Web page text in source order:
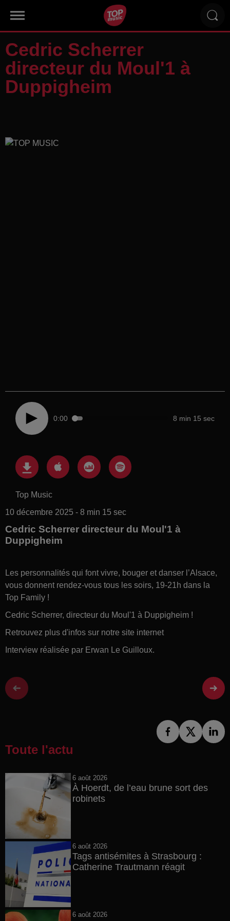
Cedric Scherrer
directeur du Moul'1 à
Duppigheim
0:00 8 min 15 sec
Top Music
10 décembre 2025 - 8 min 15 sec
Cedric Scherrer directeur du Moul'1 à
Duppigheim
Les personnalités qui font vivre, bouger et danser l’Alsace,
vous donnent rendez-vous tous les soirs, 19-21h dans la
Top Family !
Cedric Scherrer, directeur du Moul'1 à Duppigheim !
Retrouvez plus d'infos sur notre site internet
Interview réalisée par Erwan Le Guilloux.
Toute l'actu
6 août 2026
À Hoerdt, de l’eau brune sort des
robinets
6 août 2026
Tags antisémites à Strasbourg :
Catherine Trautmann réagit
6 août 2026